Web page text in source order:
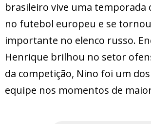
brasileiro vive uma temporada
no futebol europeu e se
importante no elenco russo.
Henrique brilhou no setor
da competição, Nino foi um
equipe nos momentos de